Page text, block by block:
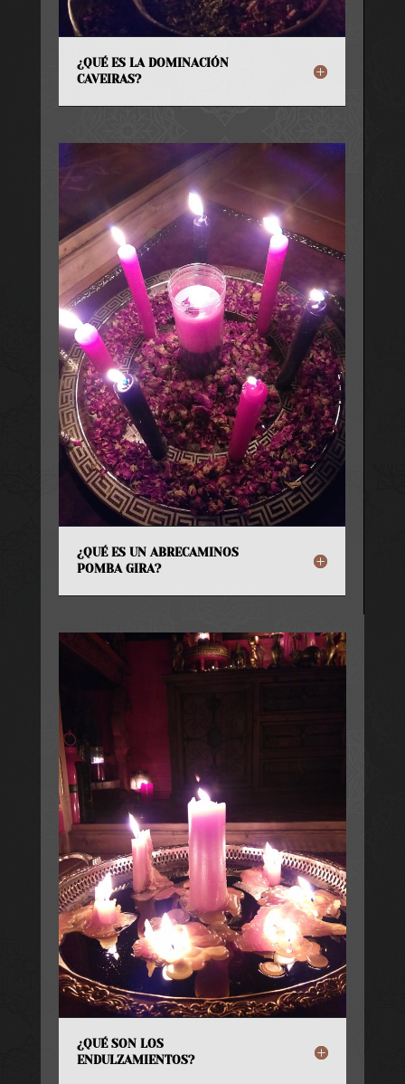
¿QUÉ ES LA DOMINACIÓN
CAVEIRAS?
¿QUÉ ES UN ABRECAMINOS
POMBA GIRA?
¿QUÉ SON LOS
ENDULZAMIENTOS?